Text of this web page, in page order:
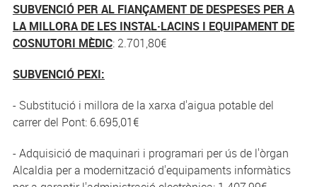
SUBVENCIÓ PER AL FIANÇAMENT DE DESPESES PER A
LA MILLORA DE LES INSTAL·LACINS I EQUIPAMENT DE
COSNUTORI MÈDIC: 2.701,80€
SUBVENCIÓ PEXI:
- Substitució i millora de la xarxa d'aigua potable del
carrer del Pont: 6.695,01€
- Adquisició de maquinari i programari per ús de l'òrgan
Alcaldia per a modernització d'equipaments informàtics